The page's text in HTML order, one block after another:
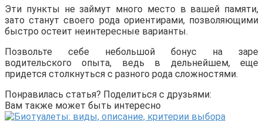
Эти пункты не займут много место в вашей памяти,
зато станут своего рода ориентирами, позволяющими
быстро остеит неинтересные варианты.
Позвольте себе небольшой бонус на заре
водительского опыта, ведь в дельнейшем, еще
придется столкнуться с разного рода сложностями.
Понравилась статья? Поделиться с друзьями:
Вам также может быть интересно